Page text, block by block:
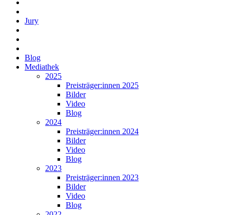
Jury
Blog
Mediathek
2025
Preisträger:innen 2025
Bilder
Video
Blog
2024
Preisträger:innen 2024
Bilder
Video
Blog
2023
Preisträger:innen 2023
Bilder
Video
Blog